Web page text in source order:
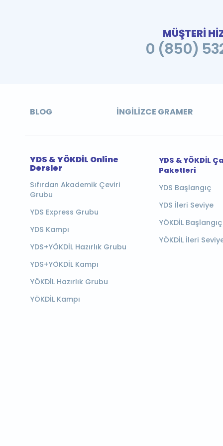
MÜŞTERİ
0 (850)
BLOG İNGILIZCE GRAMER
YDS & YÖKDİL Online
Dersler
Sıfırdan Akademik Çeviri
Grubu
YDS Express Grubu
YDS Kampı
YDS+YÖKDİL Hazırlık Grubu
YDS+YÖKDİL Kampı
YÖKDİL Hazırlık Grubu
YÖKDİL Kampı
YDS & YÖKDİL
Paketleri
YDS Başlangıç
YDS İleri Seviye
YÖKDİL Başlangıç
YÖKDİL İleri